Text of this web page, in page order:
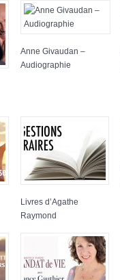
Anne Givaudan –
Audiographie
Livres d’Agathe
Raymond